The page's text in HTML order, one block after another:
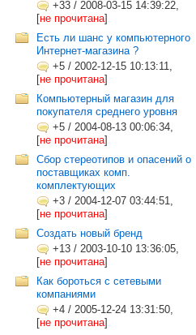
+33 / 2008-03-15 14:39:22,
[не прочитана]
Есть ли шанс у компьютерного
Интернет-магазина ?
+5 / 2002-12-15 10:13:11,
[не прочитана]
Компьютерный магазин для
покупателя среднего уровня
+5 / 2004-08-13 00:06:34,
[не прочитана]
Сбор стереотипов и опасений о
поставщиках комп.
комплектующих
+3 / 2004-12-07 03:44:51,
[не прочитана]
Создать новый бренд
+13 / 2003-10-10 13:36:05,
[не прочитана]
Как бороться с сетевыми
компаниями
+4 / 2005-12-24 13:31:50,
[не прочитана]